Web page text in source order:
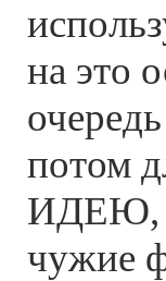
на это
потом
ИДЕЮ, а
чужие